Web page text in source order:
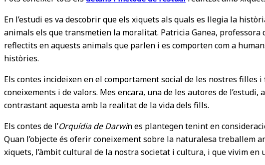
En l’estudi es va descobrir que els xiquets als quals es llegia la
animals els que transmetien la moralitat. Patricia Ganea, professora
reflectits en aquests animals que parlen i es comporten com a
històries.
Els contes incideixen en el comportament social de les nostres
coneixements i de valors. Mes encara, una de les autores de
contrastant aquesta amb la realitat de la vida dels fills.
Els contes de l’Orquídia de Darwin es plantegen tenint en
Quan l’objecte és oferir coneixement sobre la naturalesa treballem
xiquets, l’àmbit cultural de la nostra societat i cultura, i que vivim en